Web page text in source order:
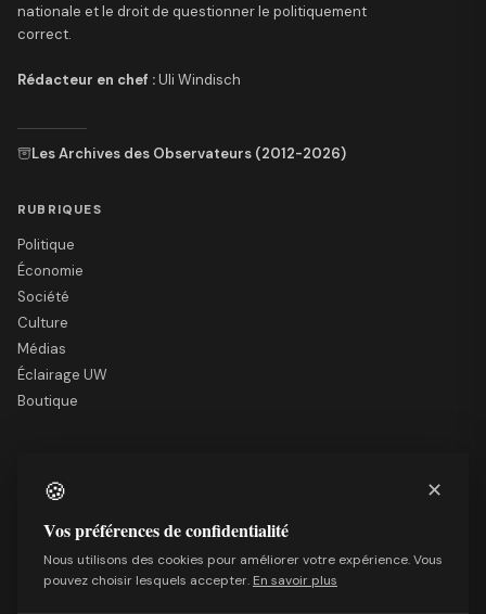
nationale et le droit de questionner le politiquement
correct.
Rédacteur en chef :Uli Windisch
Les Archives des Observateurs (2012-2026)
RUBRIQUES
Politique
Économie
Société
Culture
Médias
Éclairage UW
Boutique
Nous soutenir
Qui sommes-nous
🍪 ✕
Vos préférences de confidentialité
Nous utilisons des cookies pour améliorer votre expérience. Vous
pouvez choisir lesquels accepter. En savoir plus